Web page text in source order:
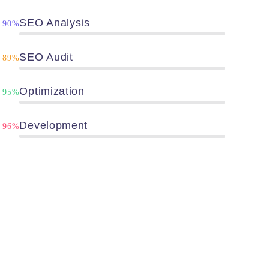
SEO Analysis
90%
SEO Audit
89%
Optimization
95%
Development
96%